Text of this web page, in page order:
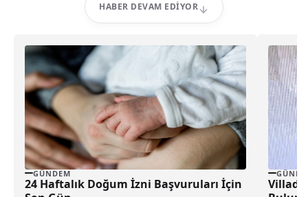
HABER DEVAM EDIYOR
GÜNDEM
24 Haftalık Doğum İzni Başvuruları İçin